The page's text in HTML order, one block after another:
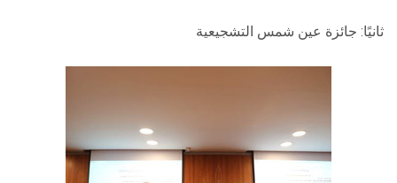
ثانيًا: جائزة عين شمس التشجيعية